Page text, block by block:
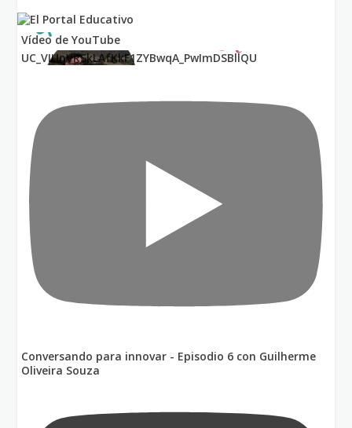
Vídeo de YouTube
UC_VIUnVRSkLAfKkF1ZYBwqA_PwImDSBllQU
Conversando para innovar - Episodio 6 con Guilherme
Oliveira Souza